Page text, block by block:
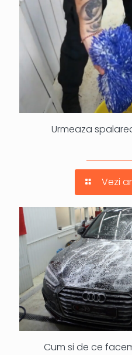
Urmeaza
Vezi
Cum si de ce